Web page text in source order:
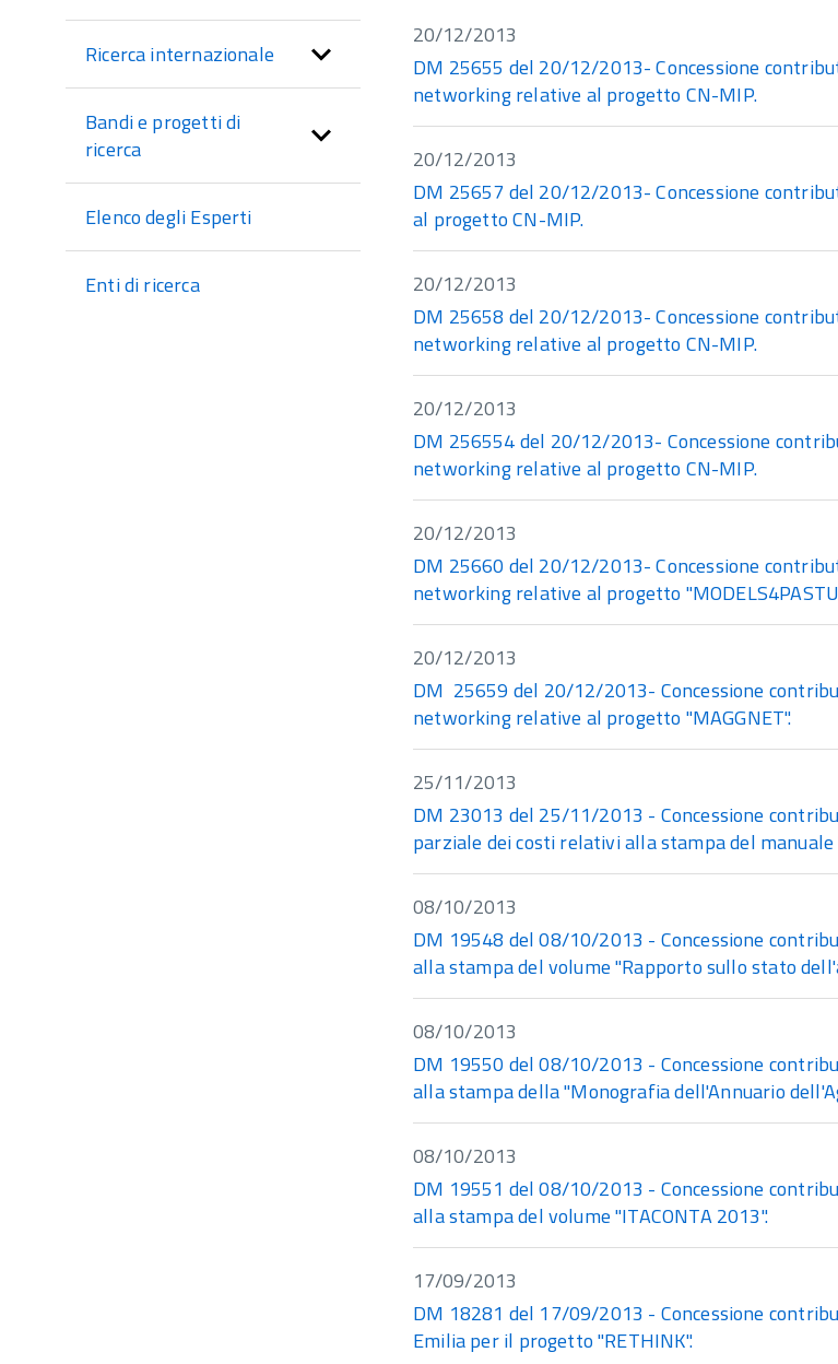
sezione
Ricerca internazionale
Bandi e progetti di
ricerca
Elenco degli Esperti
Enti di ricerca
20/12/2013
DM 25655 del 20/12/2013- Concessione
networking relative al progetto CN-MIP.
20/12/2013
DM 25657 del 20/12/2013- Concessione
al progetto CN-MIP.
20/12/2013
DM 25658 del 20/12/2013- Concessione
networking relative al progetto CN-MIP.
20/12/2013
DM 256554 del 20/12/2013- Concessione
networking relative al progetto CN-MIP.
20/12/2013
DM 25660 del 20/12/2013- Concessione
networking relative al progetto
20/12/2013
DM 25659 del 20/12/2013- Concessione
networking relative al progetto "MAGGNET".
25/11/2013
DM 23013 del 25/11/2013 - Concessione
parziale dei costi relativi alla stampa del
08/10/2013
DM 19548 del 08/10/2013 - Concessione
alla stampa del volume "Rapporto sullo stato
08/10/2013
DM 19550 del 08/10/2013 - Concessione
alla stampa della "Monografia dell'Annuario
08/10/2013
DM 19551 del 08/10/2013 - Concessione
alla stampa del volume "ITACONTA 2013".
17/09/2013
DM 18281 del 17/09/2013 - Concessione
Emilia per il progetto "RETHINK".